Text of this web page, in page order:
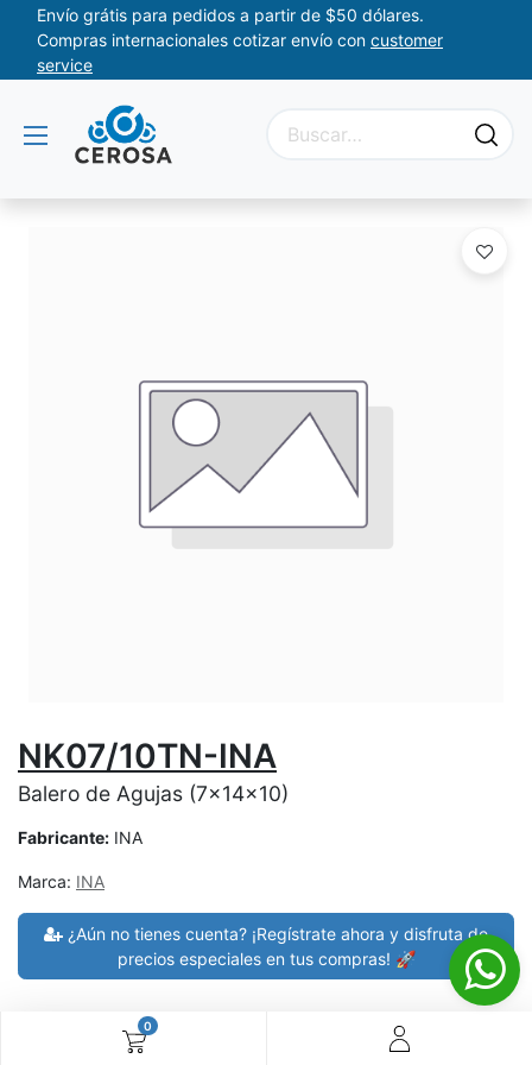
0
Envío grátis para pedidos a partir de $50 dólares.
Compras internacionales cotizar envío con customer
service
NK07/10TN-INA
Balero de Agujas (7x14x10)
Fabricante: INA
Marca: INA
¿Aún no tienes cuenta? ¡Regístrate ahora y disfruta de
precios especiales en tus compras! 🚀
30 días de devolución